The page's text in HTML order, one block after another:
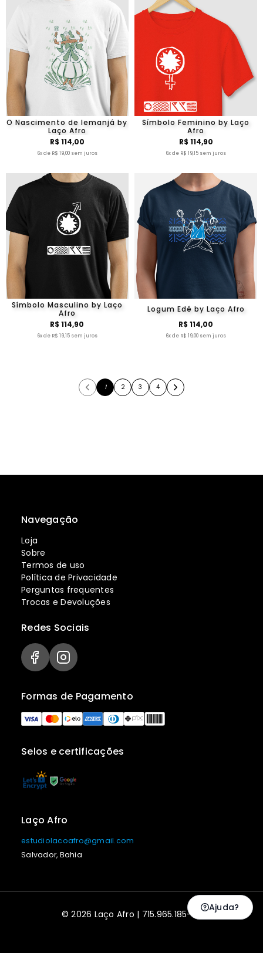
O Nascimento de Iemanjá by
Laço Afro
R$ 114,00
6x de R$ 19,00 sem juros
Símbolo Feminino by Laço
Afro
R$ 114,90
6x de R$ 19,15 sem juros
Símbolo Masculino by Laço
Afro
R$ 114,90
6x de R$ 19,15 sem juros
Logum Edé by Laço Afro
R$ 114,00
6x de R$ 19,00 sem juros
1 2 3 4
Navegação
Loja
Sobre
Termos de uso
Política de Privacidade
Perguntas frequentes
Trocas e Devoluções
Selos e certificações
Formas de Pagamento
Redes Sociais
Laço Afro
estudiolacoafro@gmail.com
Salvador, Bahia
© 2026 Laço Afro | 715.965.185-53
Ajuda?